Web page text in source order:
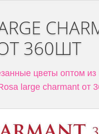
360ШТ
цветы оптом из
large charmant от